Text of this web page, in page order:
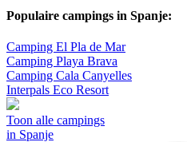
Populaire campings in Spanje:
Camping El Pla de Mar
Camping Playa Brava
Camping Cala Canyelles
Interpals Eco Resort
Toon alle campings
in Spanje